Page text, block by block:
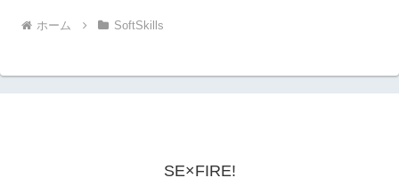
ホーム SoftSkills
SE×FIRE!